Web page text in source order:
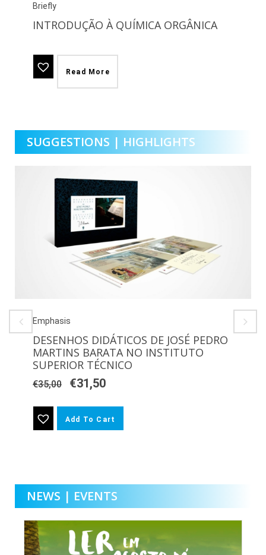
Briefly
INTRODUÇÃO À QUÍMICA ORGÂNICA
Read More
SUGGESTIONS | HIGHLIGHTS
Emphasis
DESENHOS DIDÁTICOS DE JOSÉ PEDRO
MARTINS BARATA NO INSTITUTO
SUPERIOR TÉCNICO
€35,00 €31,50
Add To Cart
NEWS | EVENTS